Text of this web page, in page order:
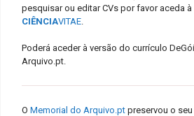
pesquisar ou editar CVs por favor aceda à
CIÊNCIAVITAE.
Poderá aceder à versão do currículo
Arquivo.pt.
O Memorial do Arquivo.pt preservou o